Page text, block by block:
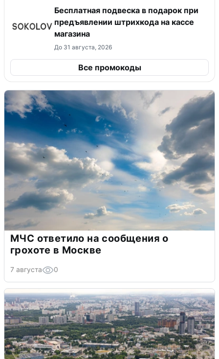
Бесплатная подвеска в подарок при
предъявлении штрихкода на кассе
магазина
До 31 августа, 2026
Все промокоды
МЧС ответило на сообщения о
грохоте в Москве
7 августа 0